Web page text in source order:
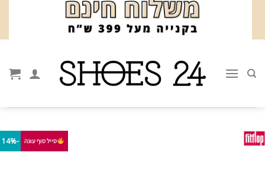
סייל סוף עונה -14%